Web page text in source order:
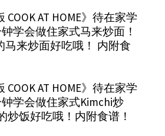
COOK AT HOME》待在家学
学会做住家式马来炒面！
马来炒面好吃哦！ 内附食
COOK AT HOME》待在家学
学会做住家式Kimchi炒
炒饭好吃哦！内附食谱！